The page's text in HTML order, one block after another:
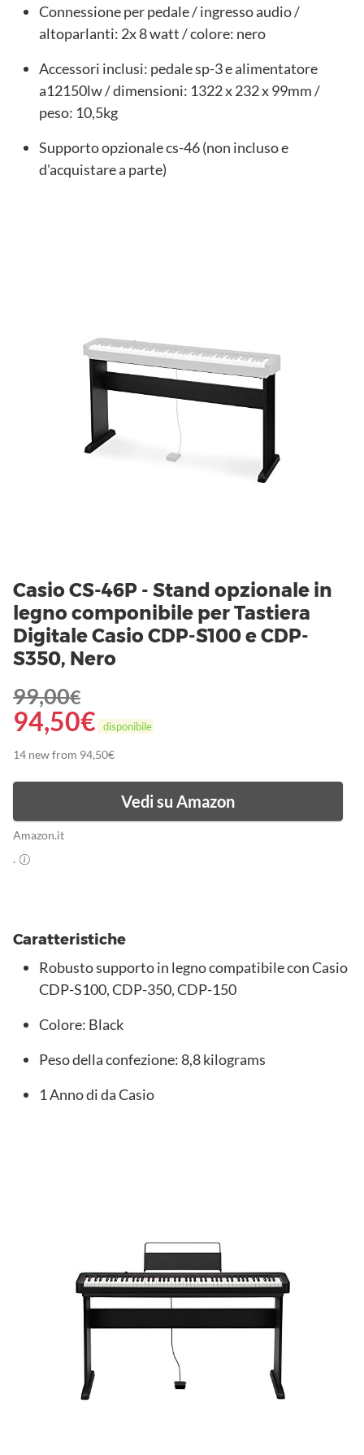
Connessione per pedale / ingresso audio /
altoparlanti: 2x 8 watt / colore: nero
Accessori inclusi: pedale sp-3 e alimentatore
a12150lw / dimensioni: 1322 x 232 x 99mm /
peso: 10,5kg
Supporto opzionale cs-46 (non incluso e
d'acquistare a parte)
Casio CS-46P - Stand opzionale in
legno componibile per Tastiera
Digitale Casio CDP-S100 e CDP-
S350, Nero
99,00€
94,50€ disponibile
14 new from 94,50€
Vedi su Amazon
Amazon.it
.
Caratteristiche
Robusto supporto in legno compatibile con Casio
CDP-S100, CDP-350, CDP-150
Colore: Black
Peso della confezione: 8,8 kilograms
1 Anno di da Casio